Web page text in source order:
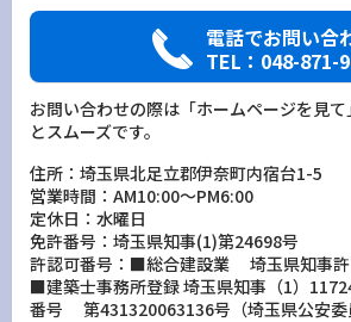
電話でお問い合
TEL：048-871-
お問い合わせの際は「ホームページを見て
とスムーズです。
住所：埼玉県北足立郡伊奈町内宿台1-5
営業時間：AM10:00～PM6:00
定休日：水曜日
免許番号：埼玉県知事(1)第24698号
許認可番号：■総合建設業 埼玉県知事
■建築士事務所登録 埼玉県知事（1）
番号 第431320063136号（埼玉県公安委